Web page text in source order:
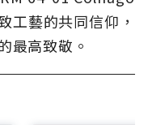
工藝的共同信仰，
最高致敬。